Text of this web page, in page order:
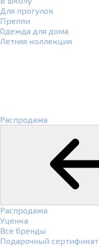
Для прогулок
Преппи
Одежда для дома
Летняя коллекция
Распродажа
Распродажа
Уценка
Все бренды
Подарочный сертификат